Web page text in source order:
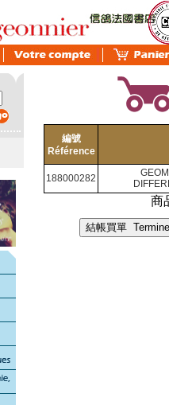
編號
Référence
188000282
商